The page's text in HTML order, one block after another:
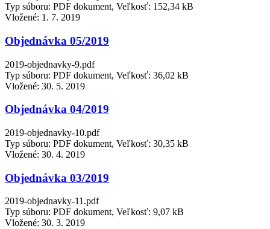
Typ súboru: PDF dokument, Veľkosť: 152,34 kB
Vložené: 1. 7. 2019
Objednávka 05/2019
2019-objednavky-9.pdf
Typ súboru: PDF dokument, Veľkosť: 36,02 kB
Vložené: 30. 5. 2019
Objednávka 04/2019
2019-objednavky-10.pdf
Typ súboru: PDF dokument, Veľkosť: 30,35 kB
Vložené: 30. 4. 2019
Objednávka 03/2019
2019-objednavky-11.pdf
Typ súboru: PDF dokument, Veľkosť: 9,07 kB
Vložené: 30. 3. 2019